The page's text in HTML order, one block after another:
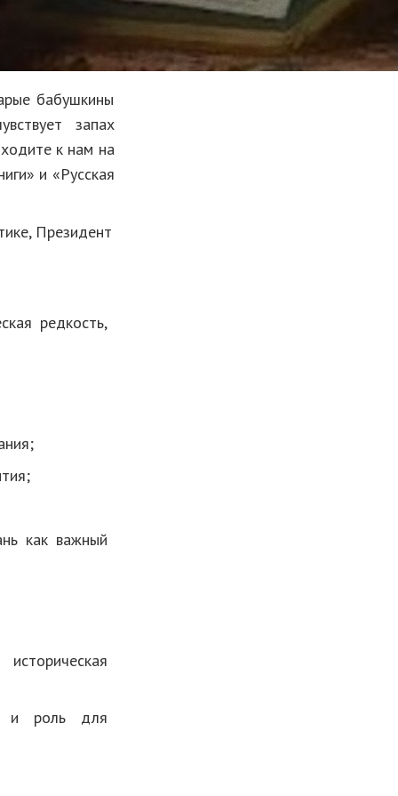
бабушкины
запах
к нам на
и «Русская
Президент
редкость,
как важный
и роль для